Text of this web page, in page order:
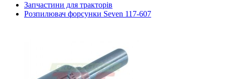
Запчастини для тракторів
Розпилювач форсунки Seven 117-607